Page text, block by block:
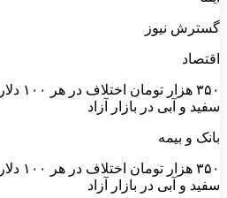
گسترش نیوز
اقتصاد
۳۵۰
سفید و آبی در بازار آزاد
بانک و بیمه
۳۵۰
سفید و آبی در بازار آزاد